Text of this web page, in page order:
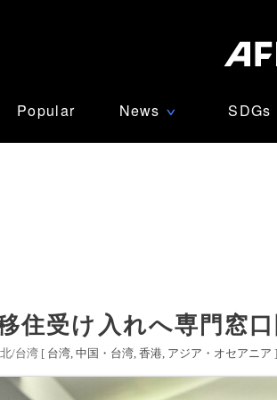
Popular News ∨ SDGs
住受け入れへ専門窓
/台湾 [ 台湾 中国・台湾 香港 アジア・オセアニア ]